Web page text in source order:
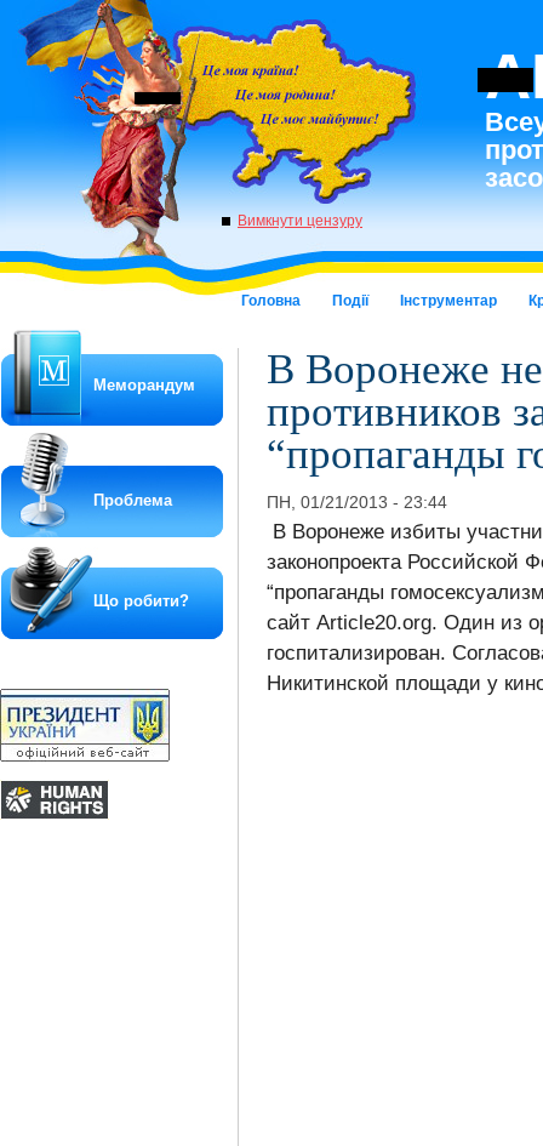
Головна Події Інструментар
Вимкнути цензуру
В Воронеже
противников
“пропаганды
ПН, 01/21/2013 - 23:44
В Воронеже избиты
законопроекта Российской
“пропаганды
сайт Article20.org. Один из
госпитализирован.
Никитинской площади у
Меморандум
Проблема
Що робити?